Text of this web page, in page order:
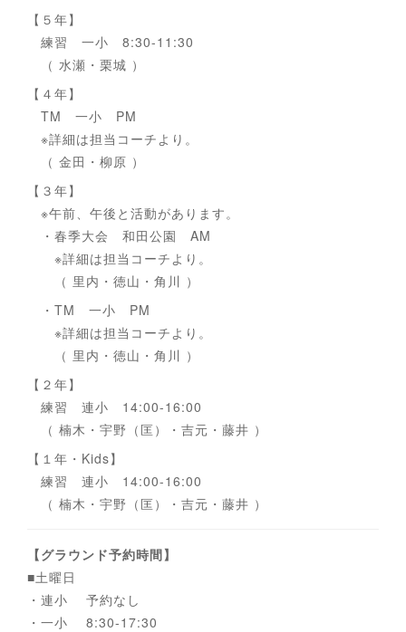
【５年】
練習 一小 8:30-11:30
（ 水瀬・栗城 ）
【４年】
TM 一小 PM
※詳細は担当コーチより。
（ 金田・柳原 ）
【３年】
※午前、午後と活動があります。
・春季大会 和田公園 AM
※詳細は担当コーチより。
（ 里内・徳山・角川 ）
・TM 一小 PM
※詳細は担当コーチより。
（ 里内・徳山・角川 ）
【２年】
練習 連小 14:00-16:00
（ 楠木・宇野（匡）・吉元・藤井 ）
【１年・Kids】
練習 連小 14:00-16:00
（ 楠木・宇野（匡）・吉元・藤井 ）
【グラウンド予約時間】
■土曜日
・連小 予約なし
・一小 8:30-17:30